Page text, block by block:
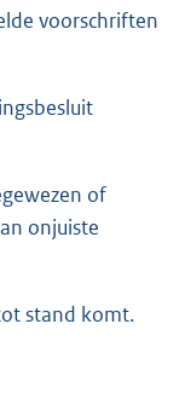
voorschriften
of
onjuiste
stand komt.